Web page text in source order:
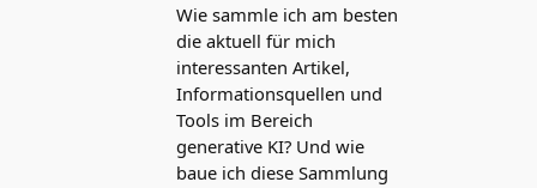
Wie sammle ich am besten
die aktuell für mich
interessanten Artikel,
Informationsquellen und
Tools im Bereich
generative KI? Und wie
baue ich diese Sammlung